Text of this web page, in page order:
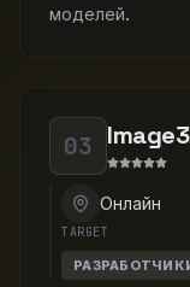
моделей.
03
Онлайн
TARGET